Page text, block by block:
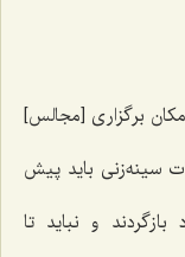
برگزاری [مجالس]
سینه‌زنی باید پیش
و نباید تا